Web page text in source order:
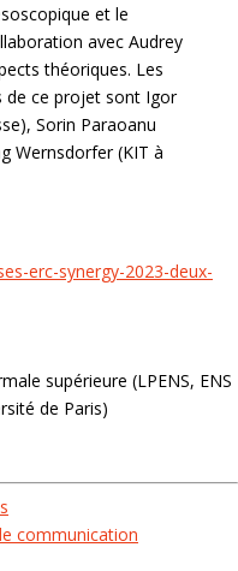
et le
avec Audrey
théoriques. Les
de ce projet sont Igor
Sorin Paraoanu
Wernsdorfer (KIT à
erc-synergy-2023-deux-
supérieure (LPENS, ENS
de Paris)
communication